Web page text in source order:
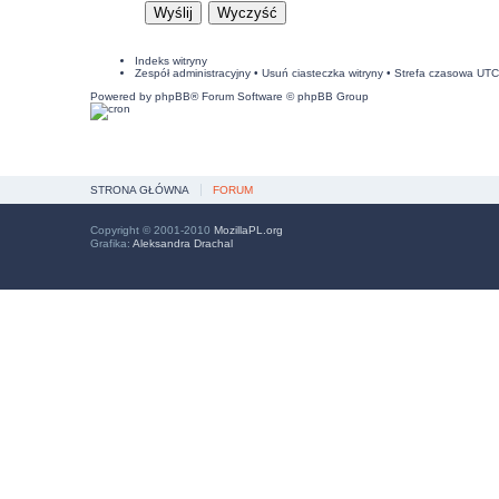
Indeks witryny
Zespół administracyjny• Usuń ciasteczka witryny• Strefa czasowa
Powered by phpBB® Forum Software © phpBB Group
STRONA GŁÓWNA FORUM
Copyright © 2001-2010 MozillaPL.org
Grafika: Aleksandra Drachal